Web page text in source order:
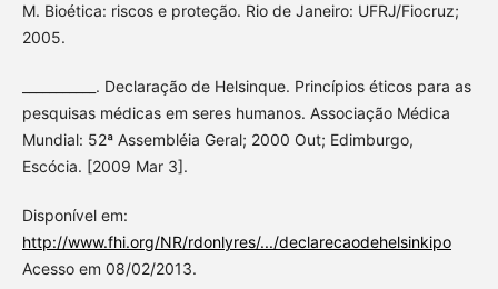
M. Bioética: riscos e proteção. Rio de Janeiro: UFRJ/Fiocruz;
2005.
___________. Declaração de Helsinque. Princípios éticos para as
pesquisas médicas em seres humanos. Associação Médica
Mundial: 52ª Assembléia Geral; 2000 Out; Edimburgo,
Escócia. [2009 Mar 3].
Disponível em:
http://www.fhi.org/NR/rdonlyres/.../declarecaodehelsinkipo
Acesso em 08/02/2013.